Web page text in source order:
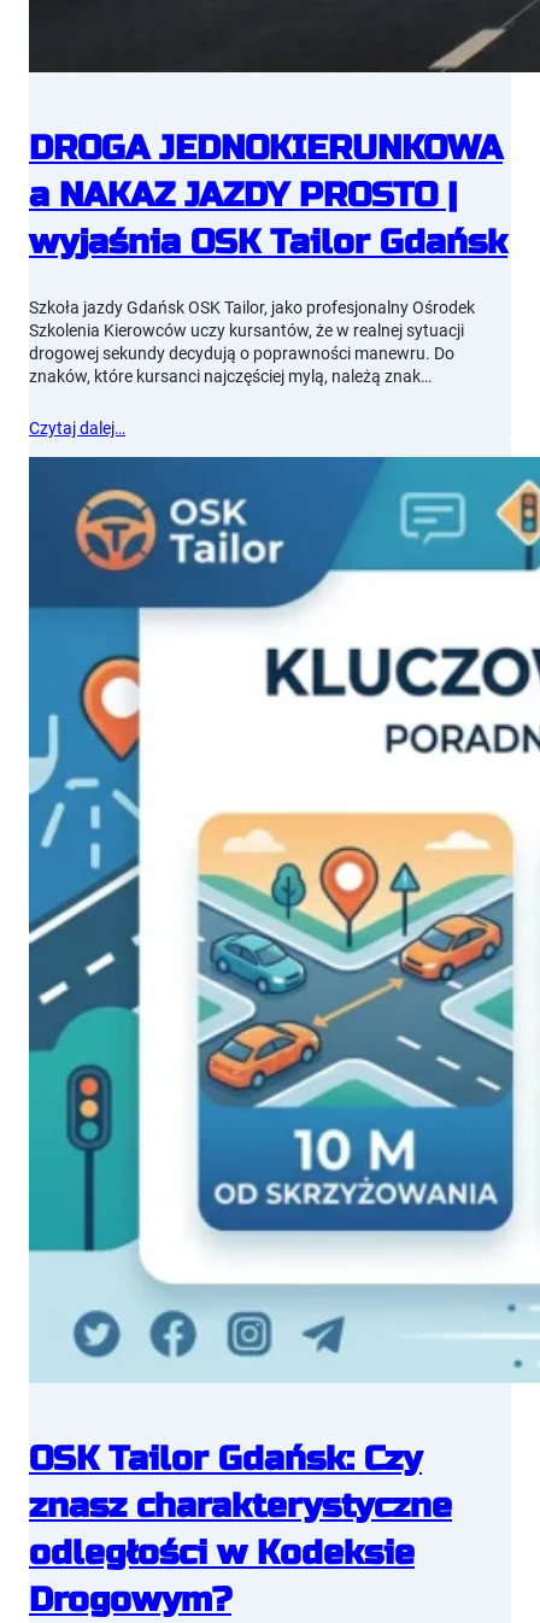
DROGA JEDNOKIERUNKOWA
a NAKAZ JAZDY PROSTO |
wyjaśnia OSK Tailor Gdańsk
Szkoła jazdy Gdańsk OSK Tailor, jako profesjonalny Ośrodek
Szkolenia Kierowców uczy kursantów, że w realnej sytuacji
drogowej sekundy decydują o poprawności manewru. Do
znaków, które kursanci najczęściej mylą, należą znak…
Czytaj dalej…
OSK Tailor Gdańsk: Czy
znasz charakterystyczne
odległości w Kodeksie
Drogowym?